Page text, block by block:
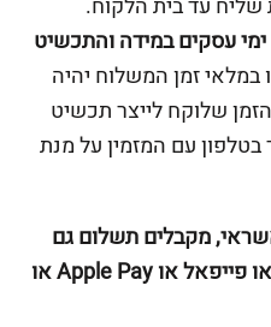
עד בית הלקוח.
המשלוח יגיע תוך יומים עד 5 ימי עסקים במידה והתכשיט
במלאי זמן המשלוח יהיה
הזמן שלוקח לייצר תכשיט
עם המזמין על מנת
מקבלים תשלום גם
באפליקציה ביט של פועלים או פייפאל או Apple Pay או